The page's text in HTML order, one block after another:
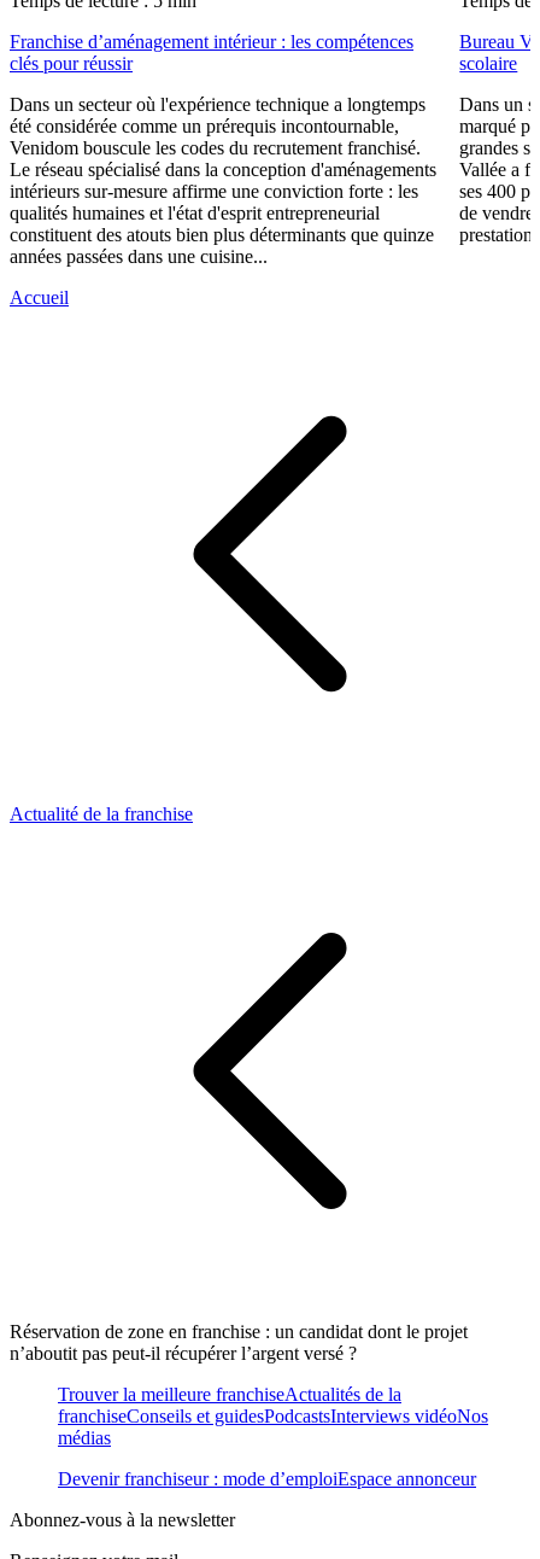
Franchise d’aménagement intérieur : les compétences
clés pour réussir
Dans un secteur où l'expérience technique a longtemps
été considérée comme un prérequis incontournable,
Venidom bouscule les codes du recrutement franchisé.
Le réseau spécialisé dans la conception d'aménagements
intérieurs sur-mesure affirme une conviction forte : les
qualités humaines et l'état d'esprit entrepreneurial
constituent des atouts bien plus déterminants que quinze
années passées dans une cuisine...
Bureau
scolaire
Dans un
marqué
grandes
Vallée a
ses 400
de vendre
Accueil
Actualité de la franchise
Réservation de zone en franchise : un candidat dont le projet
n’aboutit pas peut-il récupérer l’argent versé ?
Trouver la meilleure franchiseActualités de la
franchiseConseils et guidesPodcastsInterviews vidéoNos
médias
Devenir franchiseur : mode d’emploiEspace annonceur
Abonnez-vous à la newsletter